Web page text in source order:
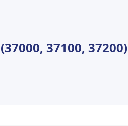
37100, 37200)